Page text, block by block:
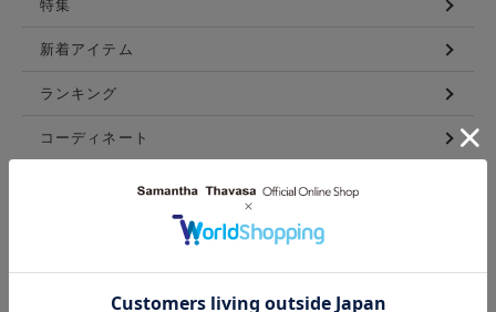
特集
新着アイテム
ランキング
コーディネート
スタッフリスト
GUIDE